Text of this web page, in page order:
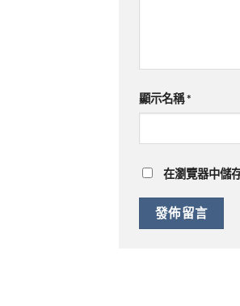
顯示名稱*
在瀏覽器中儲